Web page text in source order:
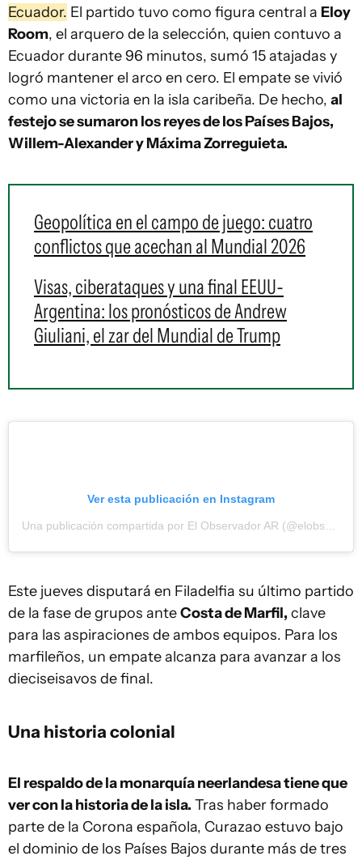
Ecuador. El partido tuvo como figura central a Eloy
Room, el arquero de la selección, quien contuvo a
Ecuador durante 96 minutos, sumó 15 atajadas y
logró mantener el arco en cero. El empate se vivió
como una victoria en la isla caribeña. De hecho, al
festejo se sumaron los reyes de los Países Bajos,
Willem-Alexander y Máxima Zorreguieta.
Geopolítica en el campo de juego: cuatro
conflictos que acechan al Mundial 2026
Visas, ciberataques y una final EEUU-
Argentina: los pronósticos de Andrew
Giuliani, el zar del Mundial de Trump
Ver esta publicación en Instagram
Este jueves disputará en Filadelfia su último partido
de la fase de grupos anteCosta de Marfil, clave
para las aspiraciones de ambos equipos. Para los
marfileños, un empate alcanza para avanzar a los
dieciseisavos de final.
Una historia colonial
El respaldo de la monarquía neerlandesa tiene que
ver con la historia de la isla. Tras haber formado
parte de la Corona española, Curazao estuvo bajo
el dominio de los Países Bajos durante más de tres